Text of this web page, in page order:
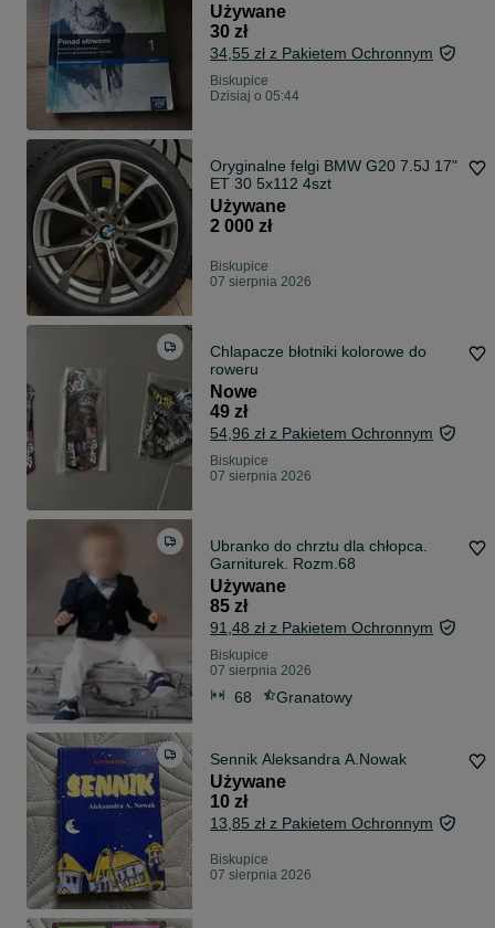
Używane
30 zł
34,55 zł z Pakietem Ochronnym
Biskupice
Dzisiaj o 05:44
Oryginalne felgi BMW G20 7.5J 17"
ET 30 5x112 4szt
Używane
2 000 zł
Biskupice
07 sierpnia 2026
Chlapacze błotniki kolorowe do
roweru
Nowe
49 zł
54,96 zł z Pakietem Ochronnym
Biskupice
07 sierpnia 2026
Ubranko do chrztu dla chłopca.
Garniturek. Rozm.68
Używane
85 zł
91,48 zł z Pakietem Ochronnym
Biskupice
07 sierpnia 2026
68 Granatowy
Sennik Aleksandra A.Nowak
Używane
10 zł
13,85 zł z Pakietem Ochronnym
Biskupice
07 sierpnia 2026